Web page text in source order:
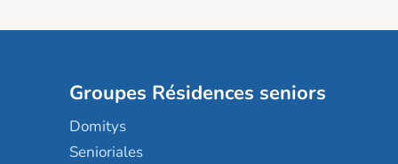
Groupes Résidences seniors
Domitys
Senioriales